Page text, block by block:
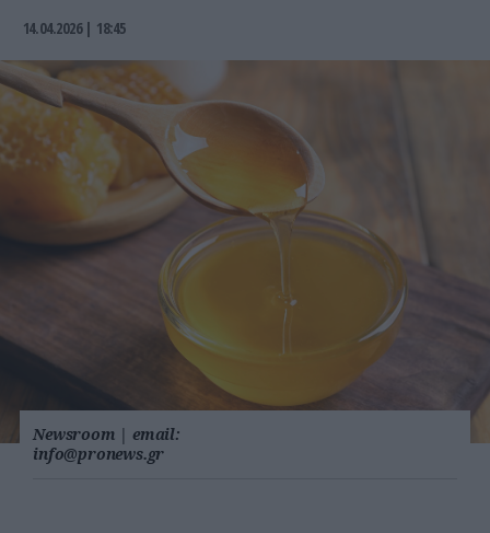
14.04.2026 | 18:45
Newsroom | email:
info@pronews.gr